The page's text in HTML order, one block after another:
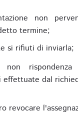
non
termine;
si rifiuti di inviarla;
non
effettuate dal
revocare